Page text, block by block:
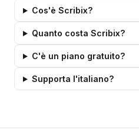
Cos'è Scribix?
Quanto costa Scribix?
C'è un piano gratuito?
Supporta l'italiano?